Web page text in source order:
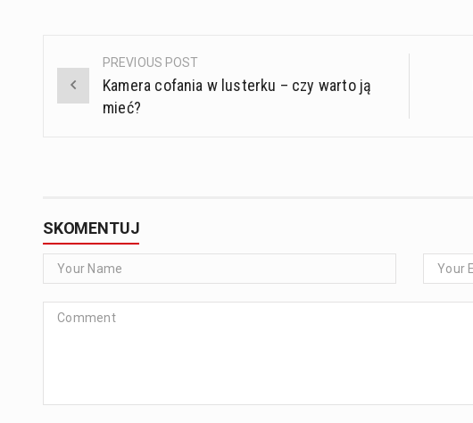
Post
navigation
PREVIOUS POST
Kamera cofania w lusterku – czy warto ją
mieć?
SKOMENTUJ